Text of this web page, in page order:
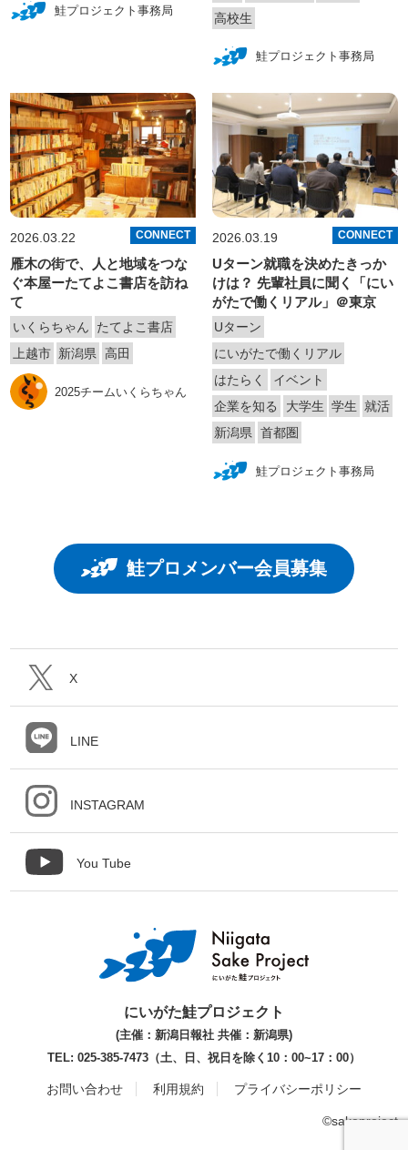
鮭プロジェクト事務局
高校生
鮭プロジェクト事務局
2026.03.22 CONNECT
雁木の街で、人と地域をつな
ぐ本屋ーたてよこ書店を訪ね
て
いくらちゃん
たてよこ書店
上越市 新潟県 高田
2025チームいくらちゃん
2026.03.19 CONNECT
Uターン就職を決めたきっか
けは？ 先輩社員に聞く「にい
がたで働くリアル」＠東京
Uターン
にいがたで働くリアル
はたらく
イベント
企業を知る
大学生 学生 就活
新潟県
首都圏
鮭プロジェクト事務局
鮭プロメンバー会員募集
X
LINE
INSTAGRAM
You Tube
にいがた鮭プロジェクト
(主催：新潟日報社 共催：新潟県)
TEL: 025-385-7473（土、日、祝日を除く10：00~17：00）
お問い合わせ 利用規約 プライバシーポリシー
©sakeproject